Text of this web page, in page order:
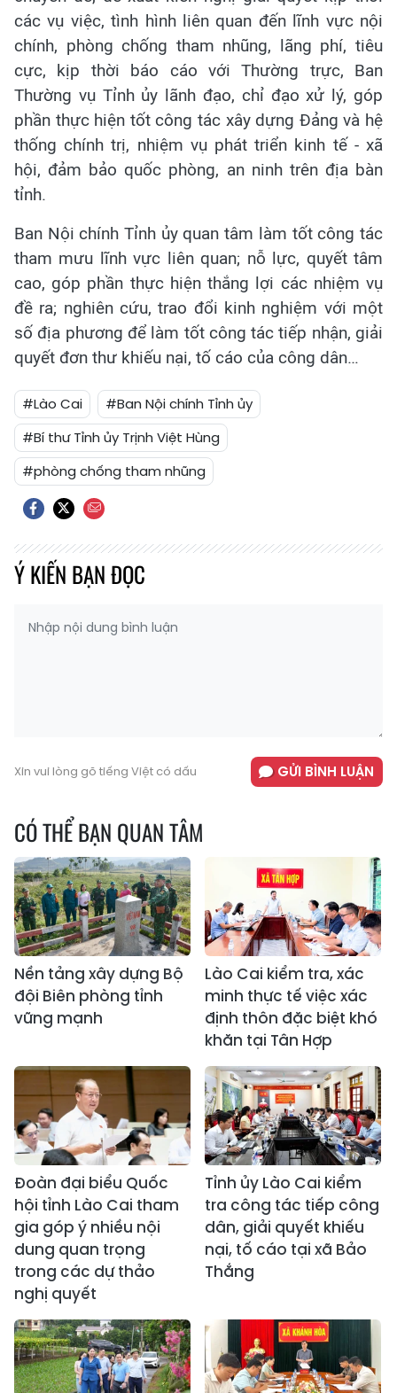
các vụ việc, tình hình liên quan đến lĩnh vực nội
chính, phòng chống tham nhũng, lãng phí, tiêu
cực, kịp thời báo cáo với Thường trực, Ban
Thường vụ Tỉnh ủy lãnh đạo, chỉ đạo xử lý, góp
phần thực hiện tốt công tác xây dựng Đảng và hệ
thống chính trị, nhiệm vụ phát triển kinh tế - xã
hội, đảm bảo quốc phòng, an ninh trên địa bàn
tỉnh.
Ban Nội chính Tỉnh ủy quan tâm làm tốt công tác
tham mưu lĩnh vực liên quan; nỗ lực, quyết tâm
cao, góp phần thực hiện thắng lợi các nhiệm vụ
đề ra; nghiên cứu, trao đổi kinh nghiệm với một
số địa phương để làm tốt công tác tiếp nhận, giải
quyết đơn thư khiếu nại, tố cáo của công dân…
#Lào Cai
#Ban Nội chính Tỉnh ủy
#Bí thư Tỉnh ủy Trịnh Việt Hùng
#phòng chống tham nhũng
Ý KIẾN BẠN ĐỌC
Xin vui lòng gõ tiếng Việt có dấu GỬI BÌNH LUẬN
CÓ THỂ BẠN QUAN TÂM
Nền tảng xây dựng Bộ
đội Biên phòng tỉnh
vững mạnh
Lào Cai kiểm tra, xác
minh thực tế việc xác
định thôn đặc biệt khó
khăn tại Tân Hợp
Đoàn đại biểu Quốc
hội tỉnh Lào Cai tham
gia góp ý nhiều nội
dung quan trọng
trong các dự thảo
nghị quyết
Tỉnh ủy Lào Cai kiểm
tra công tác tiếp công
dân, giải quyết khiếu
nại, tố cáo tại xã Bảo
Thắng